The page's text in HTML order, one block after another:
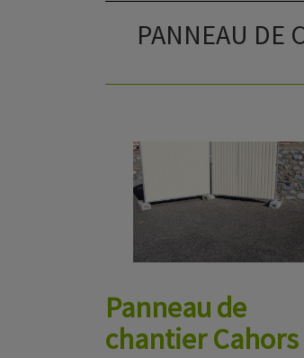
PANNEAU DE
Panneau de
chantier Cahors